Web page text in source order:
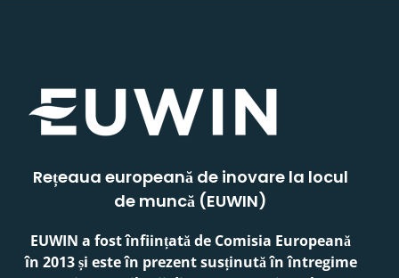
Rețeaua europeană de inovare la locul
de muncă (EUWIN)
EUWIN a fost înființată de Comisia Europeană
în 2013 și este în prezent susținută în întregime